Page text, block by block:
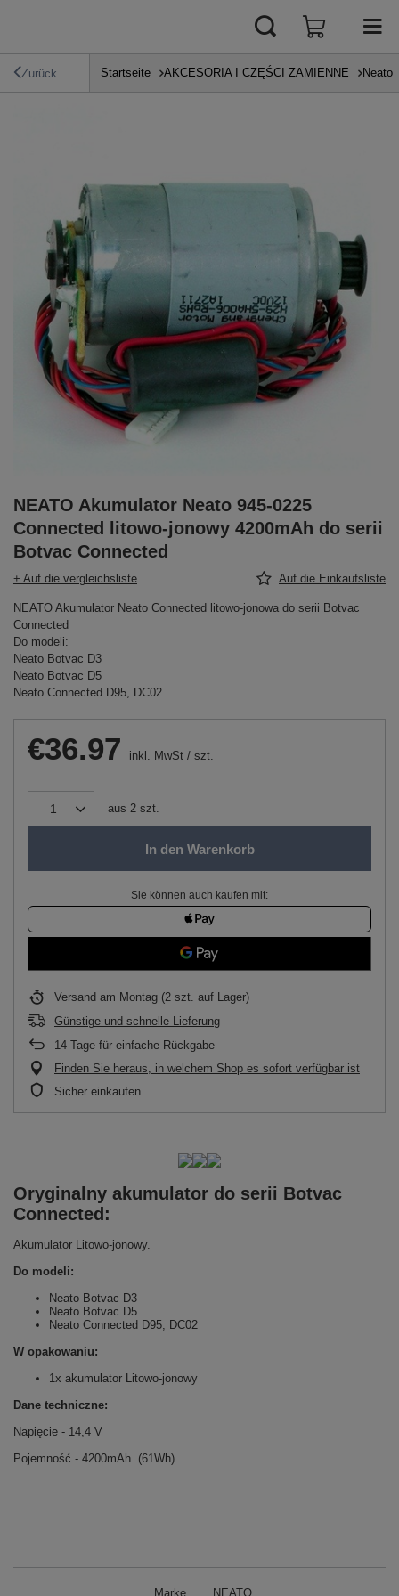
Zurück Startseite AKCESORIA I CZĘŚCI ZAMIENNE Neato
NEATO Akumulator Neato 945-0225
Connected litowo-jonowy 4200mAh do serii
Botvac Connected
+ Auf die vergleichsliste Auf die Einkaufsliste
NEATO Akumulator Neato Connected litowo-jonowa do serii Botvac
Connected
Do modeli:
Neato Botvac D3
Neato Botvac D5
Neato Connected D95, DC02
€36.97 inkl. MwSt / szt.
aus 2 szt.
In den Warenkorb
Sie können auch kaufen mit:
Versand am Montag (2 szt. auf Lager)
Günstige und schnelle Lieferung
14 Tage für einfache Rückgabe
Finden Sie heraus, in welchem Shop es sofort verfügbar ist
Sicher einkaufen
Oryginalny akumulator do serii Botvac
Connected:
Akumulator Litowo-jonowy.
Do modeli:
Neato Botvac D3
Neato Botvac D5
Neato Connected D95, DC02
W opakowaniu:
1x akumulator Litowo-jonowy
Dane techniczne:
Napięcie - 14,4 V
Pojemność - 4200mAh (61Wh)
Marke NEATO